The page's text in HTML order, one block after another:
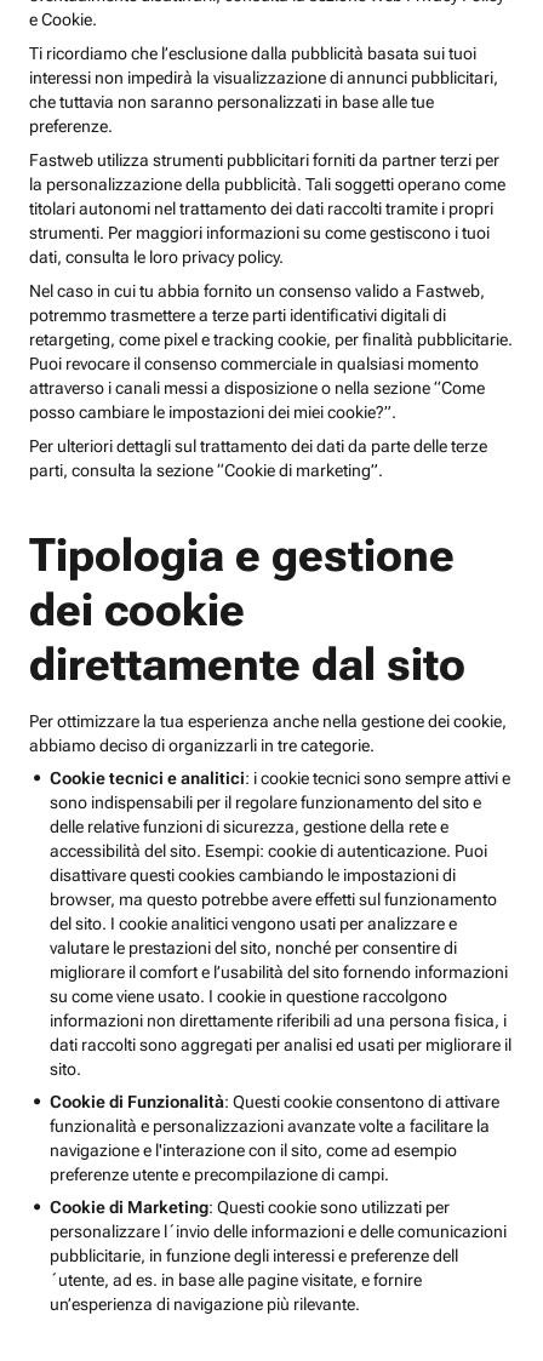
e Cookie.
Ti ricordiamo che l’esclusione dalla pubblicità basata sui tuoi
interessi non impedirà la visualizzazione di annunci pubblicitari,
che tuttavia non saranno personalizzati in base alle tue
preferenze.
Fastweb utilizza strumenti pubblicitari forniti da partner terzi per
la personalizzazione della pubblicità. Tali soggetti operano come
titolari autonomi nel trattamento dei dati raccolti tramite i propri
strumenti. Per maggiori informazioni su come gestiscono i tuoi
dati, consulta le loro privacy policy.
Nel caso in cui tu abbia fornito un consenso valido a Fastweb,
potremmo trasmettere a terze parti identificativi digitali di
retargeting, come pixel e tracking cookie, per finalità pubblicitarie.
Puoi revocare il consenso commerciale in qualsiasi momento
attraverso i canali messi a disposizione o nella sezione “Come
posso cambiare le impostazioni dei miei cookie?”.
Per ulteriori dettagli sul trattamento dei dati da parte delle terze
parti, consulta la sezione “Cookie di marketing”.
Tipologia e gestione
dei cookie
direttamente dal sito
Per ottimizzare la tua esperienza anche nella gestione dei cookie,
abbiamo deciso di organizzarli in tre categorie.
Cookie tecnici e analitici: i cookie tecnici sono sempre attivi e
sono indispensabili per il regolare funzionamento del sito e
delle relative funzioni di sicurezza, gestione della rete e
accessibilità del sito. Esempi: cookie di autenticazione. Puoi
disattivare questi cookies cambiando le impostazioni di
browser, ma questo potrebbe avere effetti sul funzionamento
del sito. I cookie analitici vengono usati per analizzare e
valutare le prestazioni del sito, nonché per consentire di
migliorare il comfort e l’usabilità del sito fornendo informazioni
su come viene usato. I cookie in questione raccolgono
informazioni non direttamente riferibili ad una persona fisica, i
dati raccolti sono aggregati per analisi ed usati per migliorare il
sito.
Cookie di Funzionalità: Questi cookie consentono di attivare
funzionalità e personalizzazioni avanzate volte a facilitare la
navigazione e l'interazione con il sito, come ad esempio
preferenze utente e precompilazione di campi.
Cookie di Marketing: Questi cookie sono utilizzati per
personalizzare l´invio delle informazioni e delle comunicazioni
pubblicitarie, in funzione degli interessi e preferenze dell
´utente, ad es. in base alle pagine visitate, e fornire
un’esperienza di navigazione più rilevante.